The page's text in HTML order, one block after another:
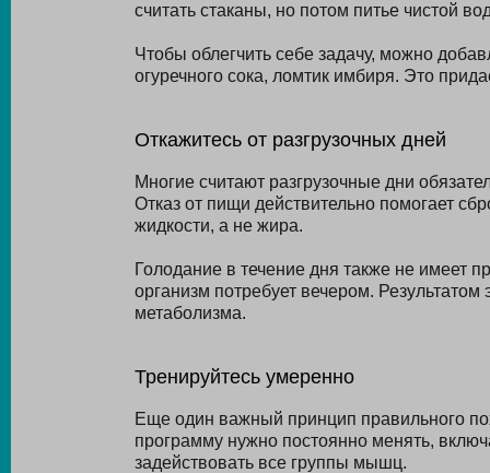
считать стаканы, но потом питье чистой
Чтобы облегчить себе задачу, можно
огуречного сока, ломтик имбиря. Это
Откажитесь от разгрузочных дней
Многие считают разгрузочные дни
Отказ от пищи действительно помогает
жидкости, а не жира.
Голодание в течение дня также не имеет
организм потребует вечером.
метаболизма.
Тренируйтесь умеренно
Еще один важный принцип правильного
программу нужно постоянно менять,
задействовать все группы мышц.